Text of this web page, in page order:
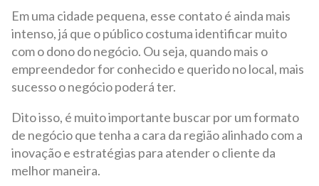
Em uma cidade pequena, esse contato é ainda mais
intenso, já que o público costuma identificar muito
com o dono do negócio. Ou seja, quando mais o
empreendedor for conhecido e querido no local, mais
sucesso o negócio poderá ter.
Dito isso, é muito importante buscar por um formato
de negócio que tenha a cara da região alinhado com a
inovação e estratégias para atender o cliente da
melhor maneira.